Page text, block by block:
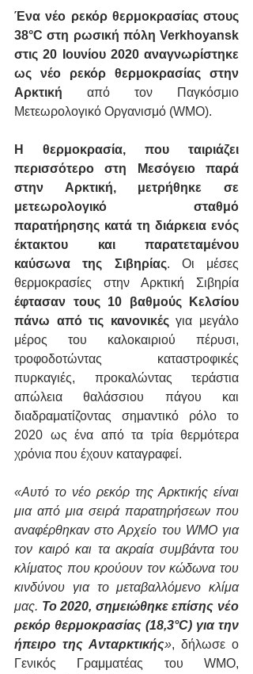
Ένα νέο ρεκόρ θερμοκρασίας στους
38°C στη ρωσική πόλη Verkhoyansk
στις 20 Ιουνίου 2020 αναγνωρίστηκε
ως νέο ρεκόρ θερμοκρασίας στην
Αρκτική από τον Παγκόσμιο
Μετεωρολογικό Οργανισμό (WMO).
Η θερμοκρασία, που ταιριάζει
περισσότερο στη Μεσόγειο παρά
στην Αρκτική, μετρήθηκε σε
μετεωρολογικό σταθμό
παρατήρησης κατά τη διάρκεια ενός
έκτακτου και παρατεταμένου
καύσωνα της Σιβηρίας. Οι μέσες
έφτασαν τους 10 βαθμούς Κελσίου
πάνω από τις κανονικές για μεγάλο
μέρος του καλοκαιριού πέρυσι,
τροφοδοτώντας καταστροφικές
πυρκαγιές, προκαλώντας τεράστια
απώλεια θαλάσσιου πάγου και
διαδραματίζοντας σημαντικό ρόλο το
2020 ως ένα από τα τρία θερμότερα
χρόνια που έχουν καταγραφεί.
«Αυτό το νέο ρεκόρ της Αρκτικής είναι
μια από μια σειρά παρατηρήσεων που
αναφέρθηκαν στο Αρχείο του WMO για
τον καιρό και τα ακραία συμβάντα του
κλίματος που κρούουν τον κώδωνα του
κινδύνου για το μεταβαλλόμενο κλίμα
μας. Το 2020, σημειώθηκε επίσης νέο
ρεκόρ θερμοκρασίας (18,3°C) για την
ήπειρο της Ανταρκτικής», δήλωσε ο
Γενικός Γραμματέας του WMO,